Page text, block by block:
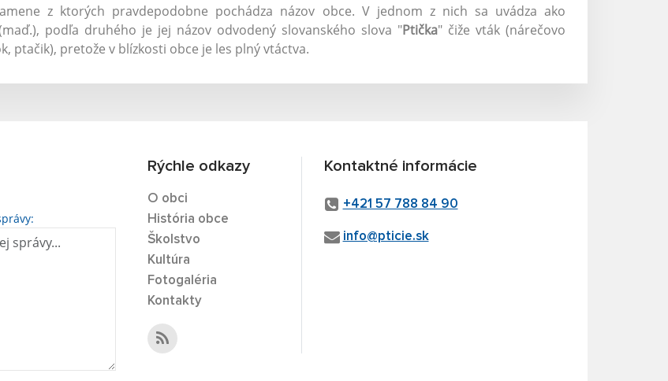
z ktorých pravdepodobne pochádza názov obce. V jednom z nich sa uvádza ako
podľa druhého je jej názov odvodený slovanského slova "Ptička" čiže vták (nárečovo
ptačik), pretože v blízkosti obce je les plný vtáctva.
Rýchle odkazy
O obci
História obce
Školstvo
Kultúra
Fotogaléria
Kontakty
Kontaktné informácie
+421 57 788 84 90
info@pticie.sk